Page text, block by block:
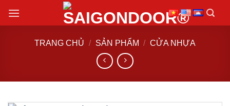
đến
TRANG CHỦ / SẢN PHẨM / CỬA NHỰA